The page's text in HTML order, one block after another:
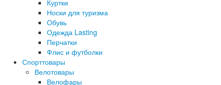
Куртки
Носки для туризма
Обувь
Одежда Lasting
Перчатки
Флис и футболки
Спорттовары
Велотовары
Велофары